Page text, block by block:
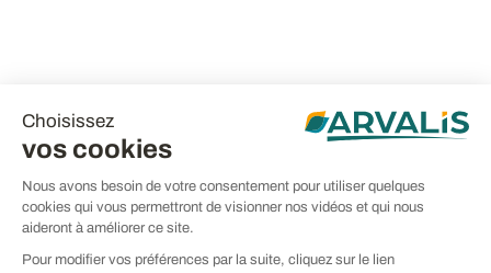
Choisissez
vos cookies
Nous avons besoin de votre consentement pour utiliser quelques
cookies qui vous permettront de visionner nos vidéos et qui nous
aideront à améliorer ce site.
Pour modifier vos préférences par la suite, cliquez sur le lien